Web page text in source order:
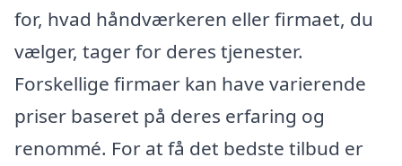
for, hvad håndværkeren eller firmaet, du
vælger, tager for deres tjenester.
Forskellige firmaer kan have varierende
priser baseret på deres erfaring og
renommé. For at få det bedste tilbud er